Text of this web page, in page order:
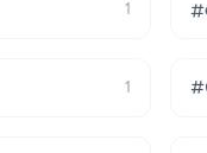
1
1